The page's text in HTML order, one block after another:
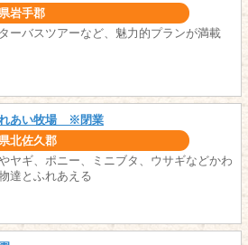
岩手郡
ーバスツアーなど、魅力的プランが満載
あい牧場 ※閉業
北佐久郡
ヤギ、ポニー、ミニブタ、ウサギなどかわ
達とふれあえる